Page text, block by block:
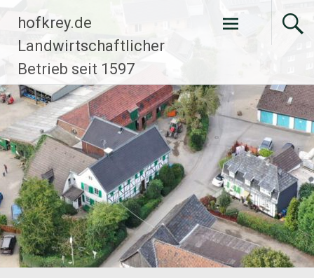
Zum
Inhalt
springen
hofkrey.de
Landwirtschaftlicher
Betrieb seit 1597